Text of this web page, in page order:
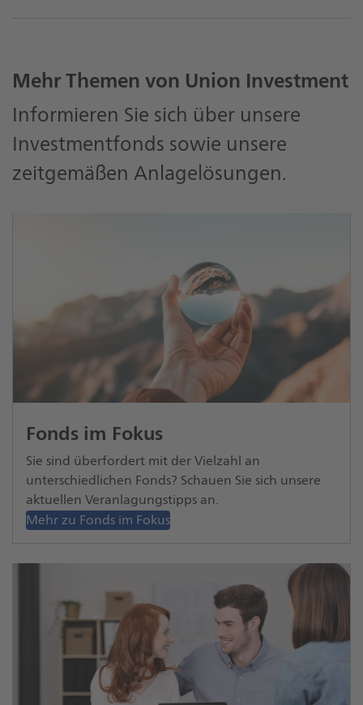
Mehr Themen von Union Investment
Informieren Sie sich über unsere
Investmentfonds sowie unsere
zeitgemäßen Anlagelösungen.
Fonds im Fokus
Sie sind überfordert mit der Vielzahl an
unterschiedlichen Fonds? Schauen Sie sich unsere
aktuellen Veranlagungstipps an.
Mehr zu Fonds im Fokus